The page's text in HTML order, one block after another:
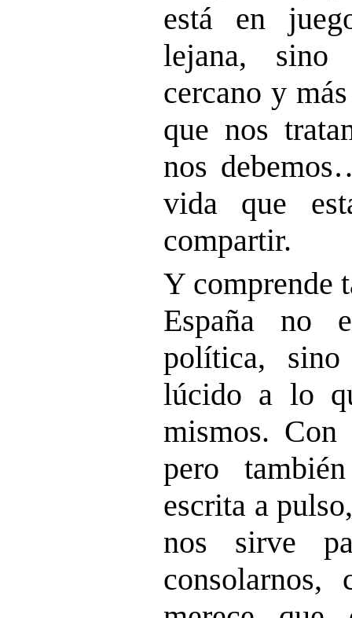
está en
lejana, sino
cercano y
que nos
nos
vida que
compartir.
Y comprende
España no
política,
lúcido a lo
mismos. Con
pero
escrita a
nos sirve